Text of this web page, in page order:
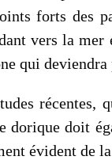
forts des
vers la
qui
récentes,
dorique doit
évident de